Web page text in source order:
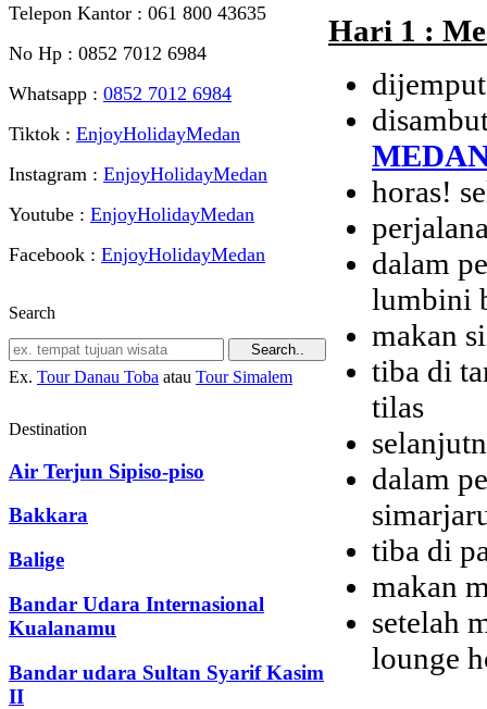
Telepon Kantor : 061‎ 800 43635
No Hp : 0852 7012 6984
Whatsapp : 0852 7012 6984
Tiktok : EnjoyHolidayMedan
Instagram : EnjoyHolidayMedan
Youtube : EnjoyHolidayMedan
Facebook : EnjoyHolidayMedan
Search
Ex. Tour Danau Toba atau Tour Simalem
Destination
Air Terjun Sipiso-piso
Bakkara
Balige
Bandar Udara Internasional
Kualanamu
Bandar udara Sultan Syarif Kasim
II
Hari 1 :
horas!
dalam
lumbini
makan
tiba di
tilas
dalam
tiba di
makan
setelah
lounge